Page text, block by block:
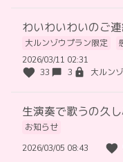
わいわいわいのご
大ルンゾウプラン限定
2026/03/11 02:31
33
3 大ルン
生演奏で歌うの久し
お知らせ
2026/03/05 08:43